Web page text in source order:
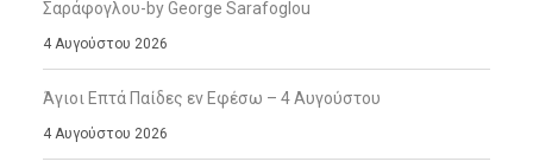
Σαράφογλου-by George Sarafoglou
4 Αυγούστου 2026
Άγιοι Επτά Παίδες εν Εφέσω – 4 Αυγούστου
4 Αυγούστου 2026